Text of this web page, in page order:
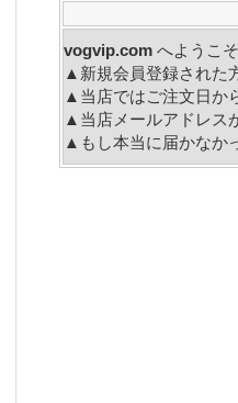
vogvip.com へ
▲新規会員登録された
▲当店ではご注文日か
▲当店メールアドレス
▲もし本当に届かなか